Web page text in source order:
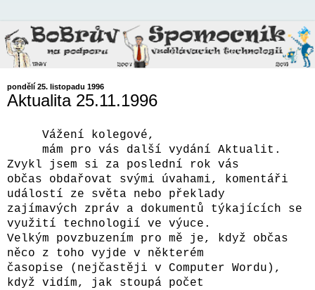
pondělí 25. listopadu 1996
Aktualita 25.11.1996
Vážení kolegové,
mám pro vás další vydání Aktualit.
Zvykl jsem si za poslední rok vás
občas obdařovat svými úvahami, komentáři
událostí ze světa nebo překlady
zajímavých zpráv a dokumentů týkajících se
využití technologií ve výuce.
Velkým povzbuzením pro mě je, když občas
něco z toho vyjde v některém
časopise (nejčastěji v Computer Wordu),
když vidím, jak stoupá počet